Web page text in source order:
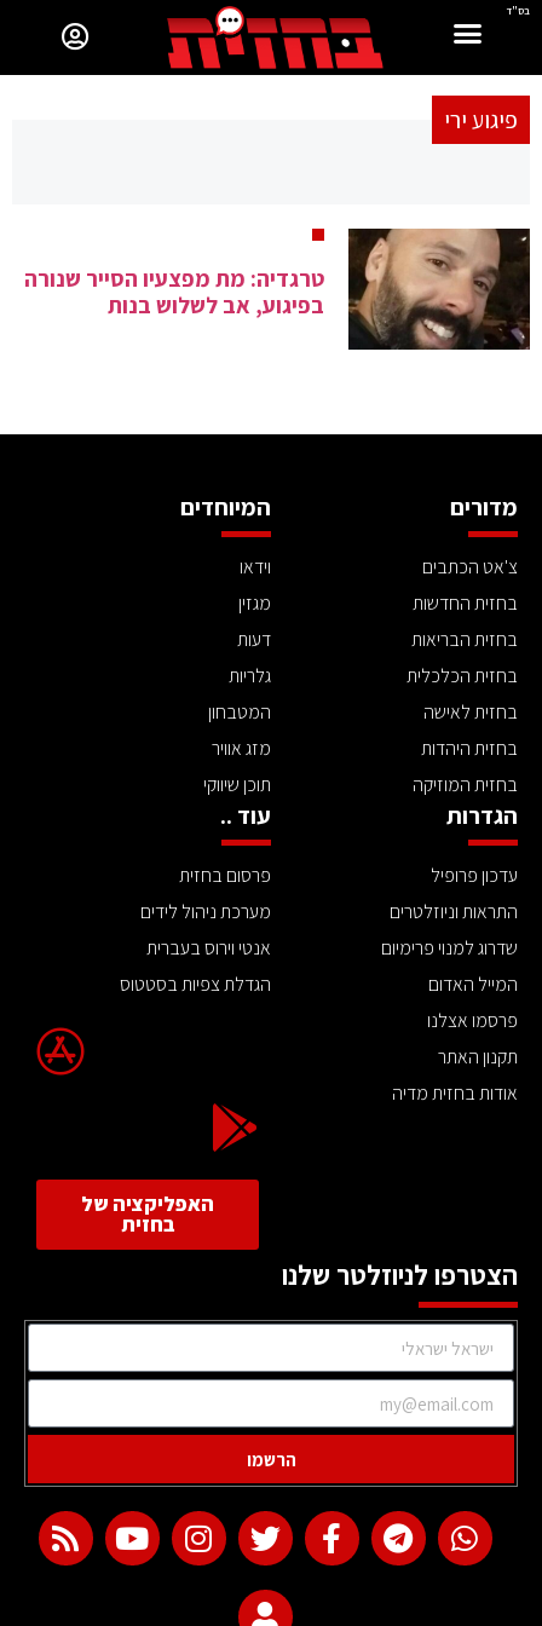
בס"ד
פיגוע ירי
טרגדיה: מת מפצעיו הסייר שנורה
בפיגוע, אב לשלוש בנות
מדורים
צ'אט הכתבים
בחזית החדשות
בחזית הבריאות
בחזית הכלכלית
בחזית לאישה
בחזית היהדות
בחזית המוזיקה
המיוחדים
וידאו
מגזין
דעות
גלריות
המטבחון
מזג אוויר
תוכן שיווקי
הגדרות
עדכון פרופיל
התראות וניוזלטרים
שדרוג למנוי פרימיום
המייל האדום
פרסמו אצלנו
תקנון האתר
אודות בחזית מדיה
עוד ..
פרסום בחזית
מערכת ניהול לידים
אנטי וירוס בעברית
הגדלת צפיות בסטטוס
האפליקציה של
בחזית
הצטרפו לניוזלטר שלנו
הרשמו